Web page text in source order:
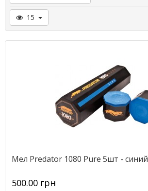
15
Мел Predator 1080 Pure 5шт - синий
500.00 грн